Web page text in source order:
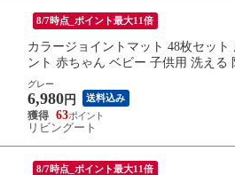
8/7時点_ポイント最大11倍
カラージョイントマット 48枚セッ
ント 赤ちゃん ベビー 子供用 洗える
グレー
6,980 円 送料込み
63
リビングート
8/7時点_ポイント最大11倍